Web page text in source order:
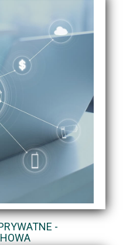
-